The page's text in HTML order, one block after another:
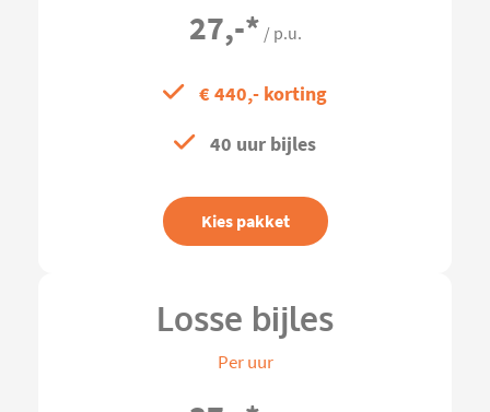
27,-* / p.u.
€ 440,- korting
40 uur bijles
Kies pakket
Losse bijles
Per uur